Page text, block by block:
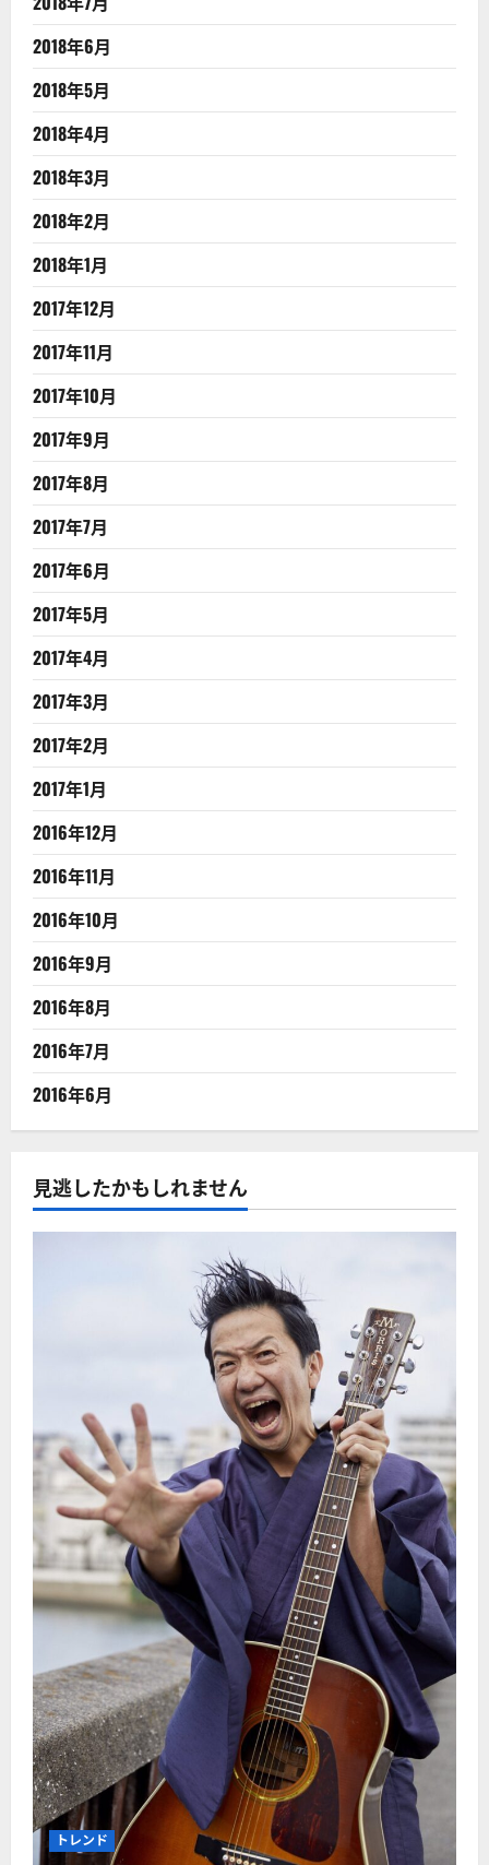
2018年6月
2018年5月
2018年4月
2018年3月
2018年2月
2018年1月
2017年12月
2017年11月
2017年10月
2017年9月
2017年8月
2017年7月
2017年6月
2017年5月
2017年4月
2017年3月
2017年2月
2017年1月
2016年12月
2016年11月
2016年10月
2016年9月
2016年8月
2016年7月
2016年6月
見逃したかもしれません
トレンド